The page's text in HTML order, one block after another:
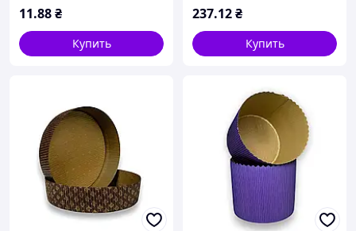
11.88₴
Купить
237.12₴
Купить